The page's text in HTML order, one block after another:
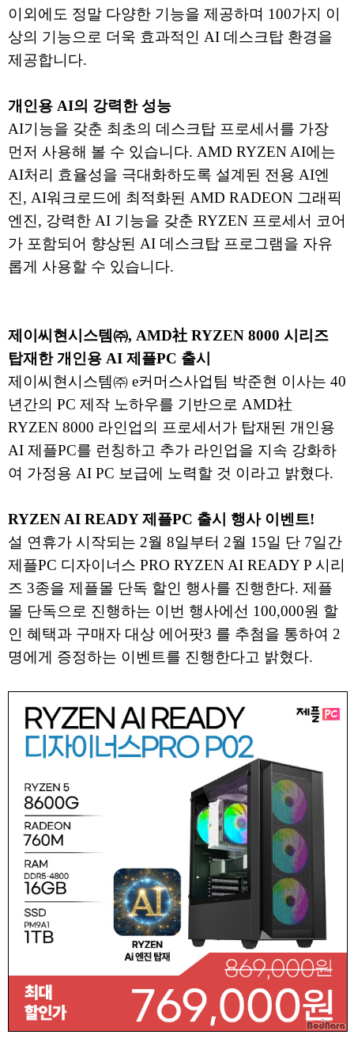
이외에도 정말 다양한 기능을 제공하며 100가지 이
상의 기능으로 더욱 효과적인 AI 데스크탑 환경을
제공합니다.
개인용 AI의 강력한 성능
AI기능을 갖춘 최초의 데스크탑 프로세서를 가장
먼저 사용해 볼 수 있습니다. AMD RYZEN AI에는
AI처리 효율성을 극대화하도록 설계된 전용 AI엔
진, AI워크로드에 최적화된 AMD RADEON 그래픽
엔진, 강력한 AI 기능을 갖춘 RYZEN 프로세서 코어
가 포함되어 향상된 AI 데스크탑 프로그램을 자유
롭게 사용할 수 있습니다.
제이씨현시스템㈜, AMD社 RYZEN 8000 시리즈
탑재한 개인용 AI 제플PC 출시
제이씨현시스템㈜ e커머스사업팀 박준현 이사는 40
년간의 PC 제작 노하우를 기반으로 AMD社
RYZEN 8000 라인업의 프로세서가 탑재된 개인용
AI 제플PC를 런칭하고 추가 라인업을 지속 강화하
여 가정용 AI PC 보급에 노력할 것 이라고 밝혔다.
RYZEN AI READY 제플PC 출시 행사 이벤트!
설 연휴가 시작되는 2월 8일부터 2월 15일 단 7일간
제플PC 디자이너스 PRO RYZEN AI READY P 시리
즈 3종을 제플몰 단독 할인 행사를 진행한다. 제플
몰 단독으로 진행하는 이번 행사에선 100,000원 할
인 혜택과 구매자 대상 에어팟3 를 추첨을 통하여 2
명에게 증정하는 이벤트를 진행한다고 밝혔다.